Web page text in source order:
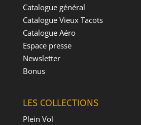
Catalogue général
Catalogue Vieux Tacots
Catalogue Aéro
Espace presse
Newsletter
Bonus
LES COLLECTIONS
Plein Vol